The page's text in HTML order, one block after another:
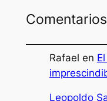
Comentarios
Rafael en
Leopoldo